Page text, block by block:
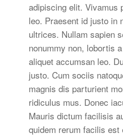
adipiscing elit. Vivamus
leo. Praesent id justo in
ultrices. Nullam sapien
nonummy non, lobortis
aliquet accumsan leo.
justo. Cum sociis
magnis dis parturient
ridiculus mus. Donec
Mauris dictum facilisis
quidem rerum facilis est